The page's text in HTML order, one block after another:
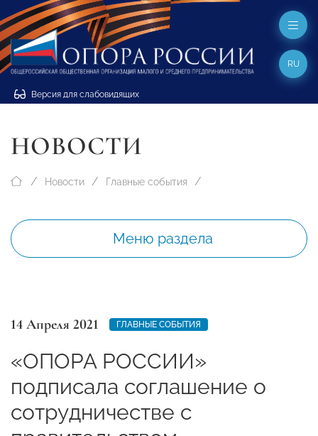
Версия для слабовидящих
RU
НОВОСТИ
Новости Главные события
Меню раздела
14 Апреля 2021 ГЛАВНЫЕ СОБЫТИЯ
«ОПОРА РОССИИ»
подписала соглашение о
сотрудничестве с